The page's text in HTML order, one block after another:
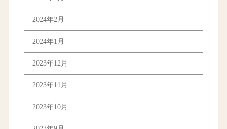
2024年2月
2024年1月
2023年12月
2023年11月
2023年10月